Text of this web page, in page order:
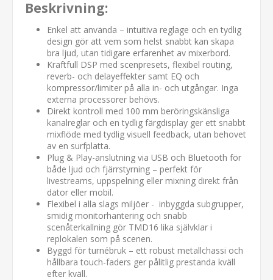
Beskrivning:
Enkel att använda – intuitiva reglage och en tydlig
design gör att vem som helst snabbt kan skapa
bra ljud, utan tidigare erfarenhet av mixerbord.
Kraftfull DSP med scenpresets, flexibel routing,
reverb- och delayeffekter samt EQ och
kompressor/limiter på alla in- och utgångar. Inga
externa processorer behövs.
Direkt kontroll med 100 mm beröringskänsliga
kanalreglar och en tydlig färgdisplay ger ett snabbt
mixflöde med tydlig visuell feedback, utan behovet
av en surfplatta.
Plug & Play-anslutning via USB och Bluetooth för
både ljud och fjärrstyrning – perfekt för
livestreams, uppspelning eller mixning direkt från
dator eller mobil.
Flexibel i alla slags miljöer - inbyggda subgrupper,
smidig monitorhantering och snabb
scenåterkallning gör TMD16 lika självklar i
replokalen som på scenen.
Byggd för turnébruk – ett robust metallchassi och
hållbara touch-faders ger pålitlig prestanda kväll
efter kväll.